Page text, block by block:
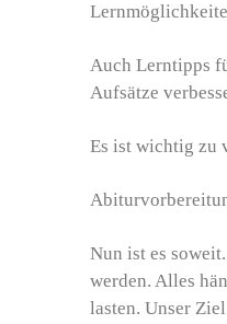
Auch Lerntipps
Aufsätze
Es ist wichtig zu
Nun ist es
werden. Alles
lasten. Unser